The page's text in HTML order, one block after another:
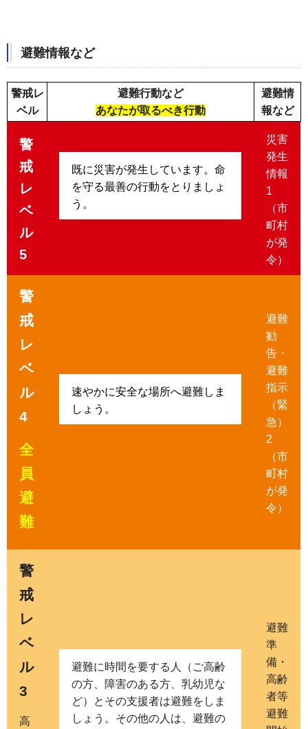
避難情報など
警戒レ
ベル
避難行動など
あなたが取るべき行動
避難情
報など
警
戒
レ
ベ
ル
5
既に災害が発生しています。命
を守る最善の行動をとりましょ
う。
災害
発生
情報
1
（市
町村
が発
令）
警
戒
レ
ベ
ル
4
全
員
避
難
速やかに安全な場所へ避難しま
しょう。
避難
勧
告・
避難
指示
（緊
急）
2
（市
町村
が発
令）
警
戒
レ
ベ
ル
3
高
避難に時間を要する人（ご高齢
の方、障害のある方、乳幼児な
ど）とその支援者は避難をしま
しょう。その他の人は、避難の
避難
準
備・
高齢
者等
避難